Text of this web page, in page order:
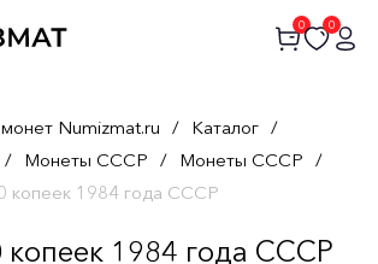
0 0
Numizmat.ru / Каталог /
/ Монеты СССР / Монеты СССР /
копеек 1984 года СССР
1984 года СССР